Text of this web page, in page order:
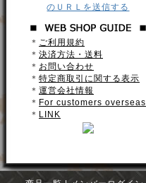
のＵＲＬを送信する
＊ ご利用規約
＊ 決済方法・送料
＊ お問い合わせ
＊ 特定商取引に関する表示
＊ 運営会社情報
＊ For customers overseas
＊ LINK